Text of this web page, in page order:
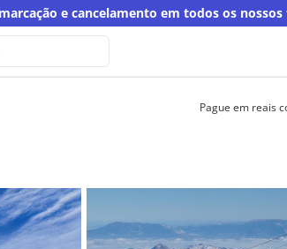
e cancelamento em todos os
Pague em reais